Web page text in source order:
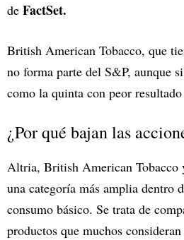
de FactSet.
British American Tobacco, que
no forma parte del S&P, aunque
como la quinta con peor
¿Por qué bajan las
Altria, British American
una categoría más amplia dentro
consumo básico. Se trata de
productos que muchos